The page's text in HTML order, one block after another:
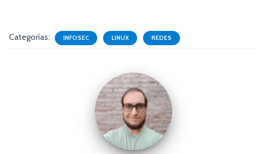
Categorías: INFOSEC LINUX REDES